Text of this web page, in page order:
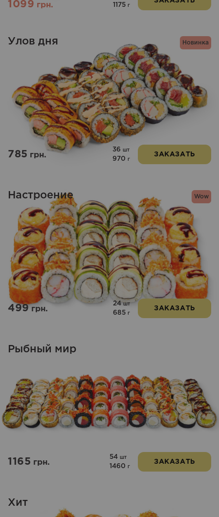
1099грн. 1175 г
Новинка
Улов дня
785грн.
36 шт
970 г
ЗАКАЗАТЬ
Wow
Настроение
499грн.
24шт
685 г
ЗАКАЗАТЬ
Рыбный мир
1165грн.
54 шт
1460 г
ЗАКАЗАТЬ
Хит